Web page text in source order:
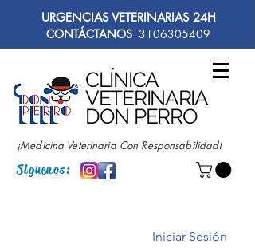
URGENCIAS VETERINARIAS 24H
CONTÁCTANOS 3106305409
CLÍNICA
VETERINARIA
DON PERRO
¡Medicina Veterinaria Con Responsabilidad!
Siguenos:
Iniciar Sesión